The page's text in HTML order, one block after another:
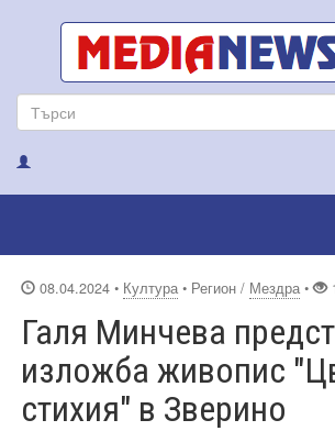
08.04.2024 • Култура • Регион / Мездра •
Галя Минчева
изложба живопис
стихия" в Зверино